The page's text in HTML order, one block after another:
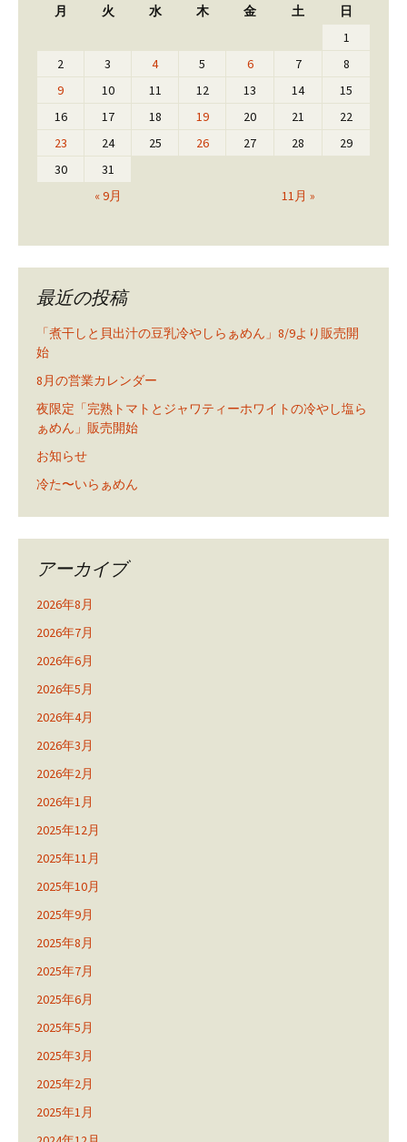
月
火 水 木 金 土 日
« 9月 11月 »
1
2
3 4 5 6 7
8
9
10 11 12 13 14
15
16
17 18 19 20 21
22
23
24 25 26 27 28
29
30
31
最近の投稿
「煮干しと貝出汁の豆乳冷やしらぁめん」8/9より販売開
始
8月の営業カレンダー
夜限定「完熟トマトとジャワティーホワイトの冷やし塩ら
ぁめん」販売開始
お知らせ
冷た〜いらぁめん
アーカイブ
2026年8月
2026年7月
2026年6月
2026年5月
2026年4月
2026年3月
2026年2月
2026年1月
2025年12月
2025年11月
2025年10月
2025年9月
2025年8月
2025年7月
2025年6月
2025年5月
2025年3月
2025年2月
2025年1月